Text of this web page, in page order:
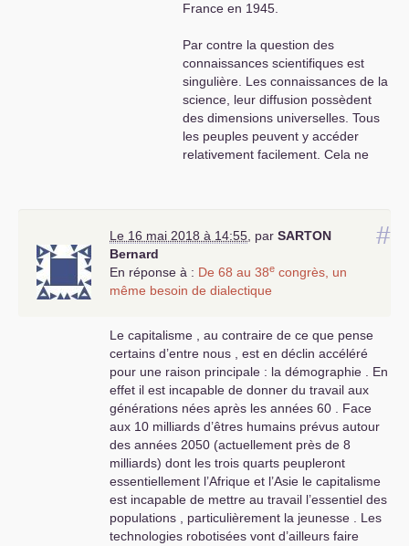
France en 1945.
Par contre la question des
connaissances scientifiques est
singulière. Les connaissances de la
science, leur diffusion possèdent
des dimensions universelles. Tous
les peuples peuvent y accéder
relativement facilement. Cela ne
Mais la maitrise des connaissances
est affaire d’abord d’intelligence.
Le travail des hommes ne repose
plus sur les mystères du travail
d’autrefois autour des savoir-faire.
Tout pays peut accéder aux secrets
de l’atome, de la mécanique
quantique par l’éducation, la
formation. Et donc s’en saisir. La
Chine a saisi pleinement la science.
Cuba s’est spécialisé dans des
secteurs nécessitant relativement
moins de moyens lourds : je pense
à la médecine...
De fait, dans tous les pays la
#
Le 16 mai 2018 à 14:55 par SARTON
Bernard
En réponse à : De 68 au 38e congrès, un
même besoin de dialectique
Le capitalisme , au contraire de ce que pense
certains d’entre nous , est en déclin accéléré
pour une raison principale : la démographie . En
effet il est incapable de donner du travail aux
générations nées après les années 60 . Face
aux 10 milliards d’êtres humains prévus autour
des années 2050 (actuellement près de 8
milliards) dont les trois quarts peupleront
essentiellement l’Afrique et l’Asie le capitalisme
est incapable de mettre au travail l’essentiel des
populations , particulièrement la jeunesse . Les
technologies robotisées vont d’ailleurs faire